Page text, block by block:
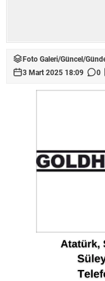
Foto Galeri/Güncel/
3 Mart 2025 18:09
0